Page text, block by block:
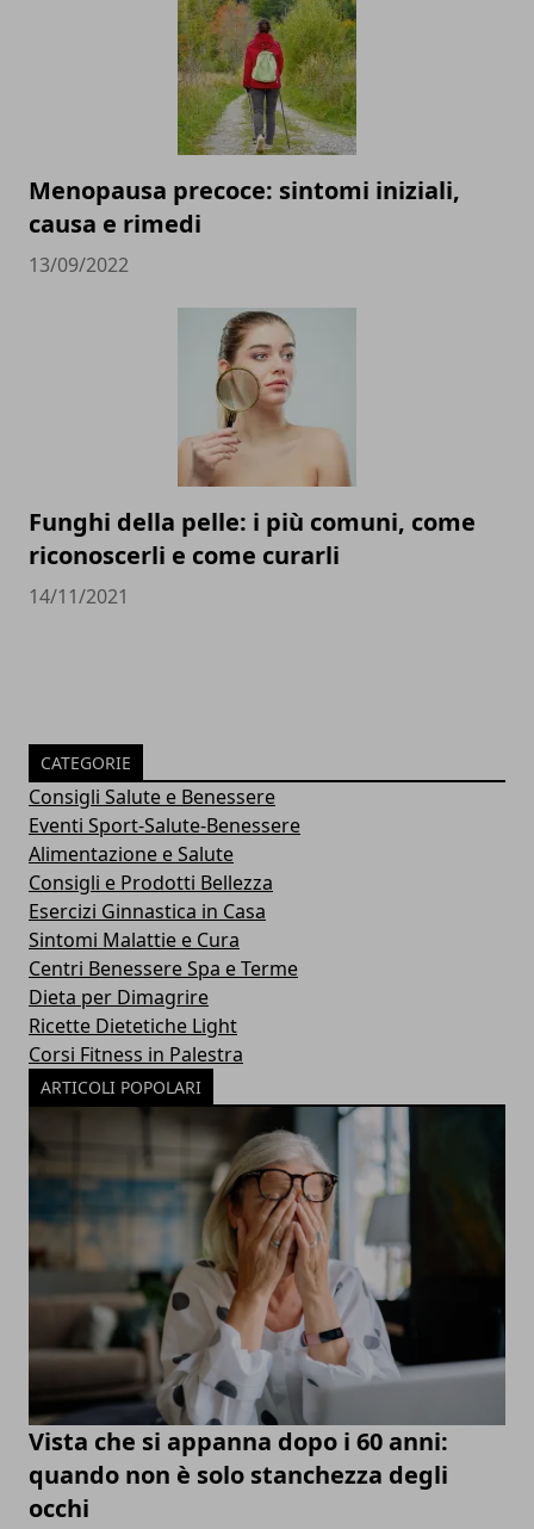
Menopausa precoce: sintomi iniziali,
causa e rimedi
13/09/2022
Funghi della pelle: i più comuni, come
riconoscerli e come curarli
14/11/2021
CATEGORIE
Consigli Salute e Benessere
Eventi Sport-Salute-Benessere
Alimentazione e Salute
Consigli e Prodotti Bellezza
Esercizi Ginnastica in Casa
Sintomi Malattie e Cura
Centri Benessere Spa e Terme
Dieta per Dimagrire
Ricette Dietetiche Light
Corsi Fitness in Palestra
ARTICOLI POPOLARI
Vista che si appanna dopo i 60 anni:
quando non è solo stanchezza degli
occhi